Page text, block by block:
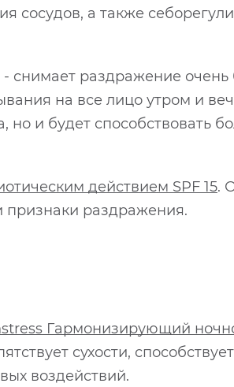
сосудов, а также
- снимает раздражение очень
на все лицо утром и
но и будет способствовать
действием SPF 15.
признаки раздражения.
Гармонизирующий
сухости,
воздействий.